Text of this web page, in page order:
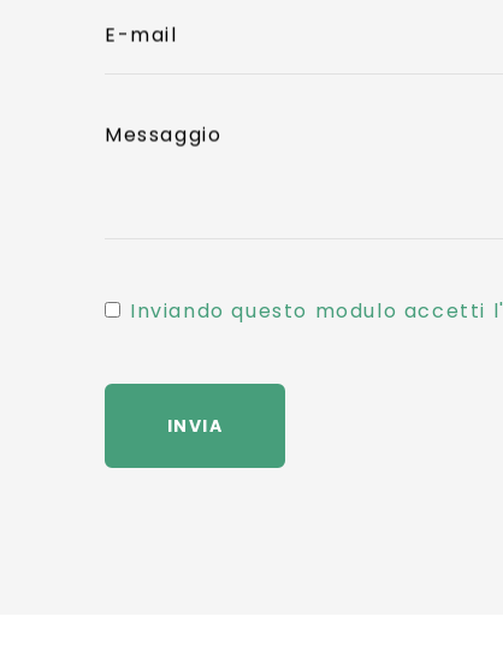
E-mail
Messaggio
Inviando questo modulo accetti
INVIA